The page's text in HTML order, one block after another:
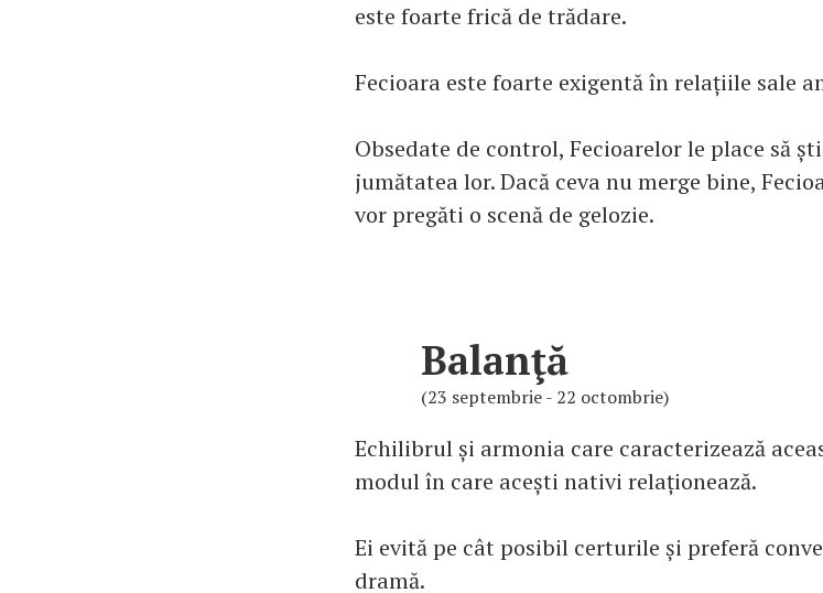
este foarte frică de trădare.
Fecioara este foarte exigentă în relațiile sale
Obsedate de control, Fecioarelor le place să
jumătatea lor. Dacă ceva nu merge bine,
vor pregăti o scenă de gelozie.
Balanţă
(23 septembrie - 22 octombrie)
Echilibrul și armonia care caracterizează
modul în care acești nativi relaționează.
Ei evită pe cât posibil certurile și preferă
dramă.